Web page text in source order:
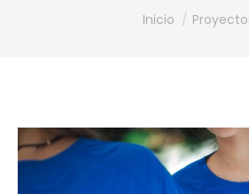
Estás aquí:
Inicio